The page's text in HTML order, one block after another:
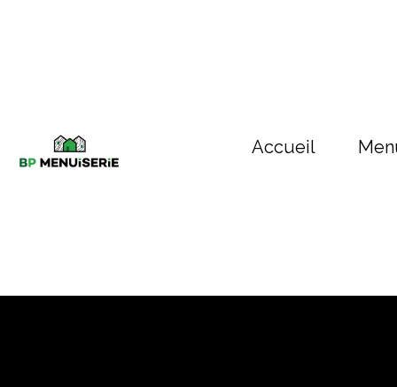
Accueil